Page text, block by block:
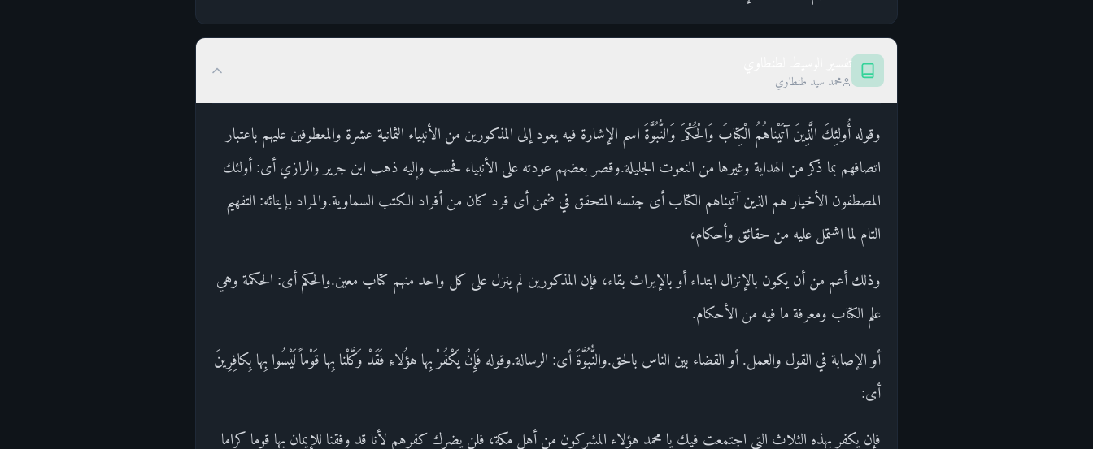
محمد سيد طنطاوي
وقوله أُولئِكَ الَّذِينَ آتَيْناهُمُ الْكِتابَ وَالْحُكْمَ وَالنُّبُوَّةَ اسم الإشارة فيه يعود إلى المذكورين من الأنبياء الثمانية عشرة والمعطوفين عليهم باعتبار
اتصافهم بما ذكر من الهداية وغيرها من النعوت الجليلة.وقصر بعضهم عودته على الأنبياء فحسب وإليه ذهب ابن جرير والرازي أى: أولئك
المصطفون الأخيار هم الذين آتيناهم الكتاب أى جنسه المتحقق في ضمن أى فرد كان من أفراد الكتب السماوية.والمراد بإيتائه: التفهيم
التام لما اشتمل عليه من حقائق وأحكام،
وذلك أعم من أن يكون بالإنزال ابتداء أو بالإيراث بقاء، فإن المذكورين لم ينزل على كل واحد منهم كتاب معين.والحكم أى: الحكمة وهي
علم الكتاب ومعرفة ما فيه من الأحكام.
أو الإصابة في القول والعمل. أو القضاء بين الناس بالحق.والنُّبُوَّةَ أى: الرسالة.وقوله فَإِنْ يَكْفُرْ بِها هؤُلاءِ فَقَدْ وَكَّلْنا بِها قَوْماً لَيْسُوا بِها بِكافِرِينَ
أى:
فإن يكفر بهذه الثلاث التي اجتمعت فيك يا محمد هؤلاء المشركون من أهل مكة، فلن يضرك كفرهم لأنا قد وفقنا للإيمان بها قوما كراما